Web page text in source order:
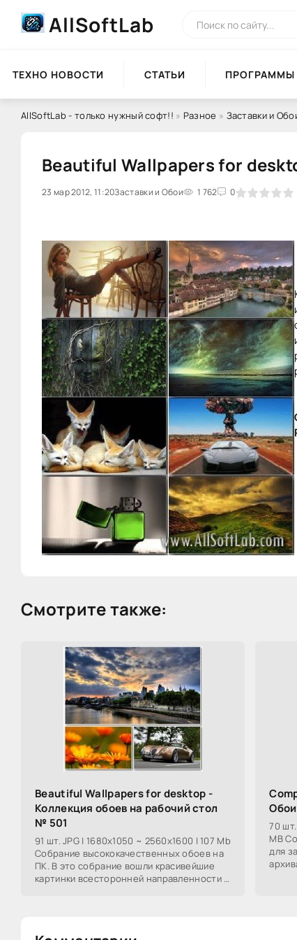
AllSoftLab
ТЕХНО НОВОСТИ СТАТЬИ ПРОГРАММЫ
AllSoftLab - только нужный софт!! » Разное » Заставки и
Beautiful Wallpapers for
23 мар 2012, 11:20Заставки и Обои 1 762 0
0 1 2 3 4 5
Смотрите также:
Beautiful Wallpapers for desktop -
Коллекция обоев на рабочий стол
№ 501
91 шт. JPG | 1680x1050 ~ 2560x1600 | 107 Mb
Собрание высококачественных обоев на
ПК. В это собрание вошли красивейшие
картинки всесторонней направленности :
70
MB
для